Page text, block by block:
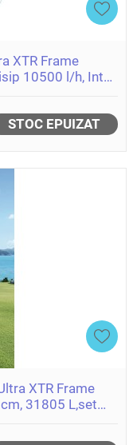
XTR Frame
10500 l/h, Intex
STOC EPUIZAT
XTR Frame
31805 L,set